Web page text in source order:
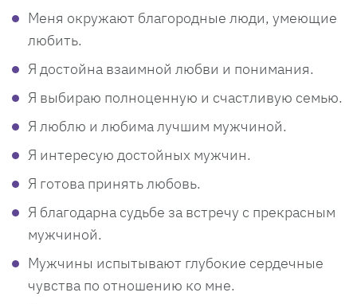
Меня окружают благородные люди, умеющие
любить.
Я достойна взаимной любви и понимания.
Я выбираю полноценную и счастливую семью.
Я люблю и любима лучшим мужчиной.
Я интересую достойных мужчин.
Я готова принять любовь.
Я благодарна судьбе за встречу с прекрасным
мужчиной.
Мужчины испытывают глубокие сердечные
чувства по отношению ко мне.